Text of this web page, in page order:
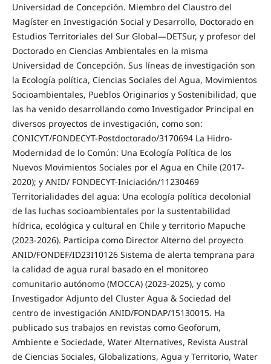
Universidad de Concepción. Miembro del Claustro del
Magíster en Investigación Social y Desarrollo, Doctorado en
Estudios Territoriales del Sur Global—DETSur, y profesor del
Doctorado en Ciencias Ambientales en la misma
Universidad de Concepción. Sus líneas de investigación son
la Ecología política, Ciencias Sociales del Agua, Movimientos
Socioambientales, Pueblos Originarios y Sostenibilidad, que
las ha venido desarrollando como Investigador Principal en
diversos proyectos de investigación, como son:
CONICYT/FONDECYT-Postdoctorado/3170694 La Hidro-
Modernidad de lo Común: Una Ecología Política de los
Nuevos Movimientos Sociales por el Agua en Chile (2017-
2020); y ANID/ FONDECYT-Iniciación/11230469
Territorialidades del agua: Una ecología política decolonial
de las luchas socioambientales por la sustentabilidad
hídrica, ecológica y cultural en Chile y territorio Mapuche
(2023-2026). Participa como Director Alterno del proyecto
ANID/FONDEF/ID23I10126 Sistema de alerta temprana para
la calidad de agua rural basado en el monitoreo
comunitario autónomo (MOCCA) (2023-2025), y como
Investigador Adjunto del Cluster Agua & Sociedad del
centro de investigación ANID/FONDAP/15130015. Ha
publicado sus trabajos en revistas como Geoforum,
Ambiente e Sociedade, Water Alternatives, Revista Austral
de Ciencias Sociales, Globalizations, Agua y Territorio, Water